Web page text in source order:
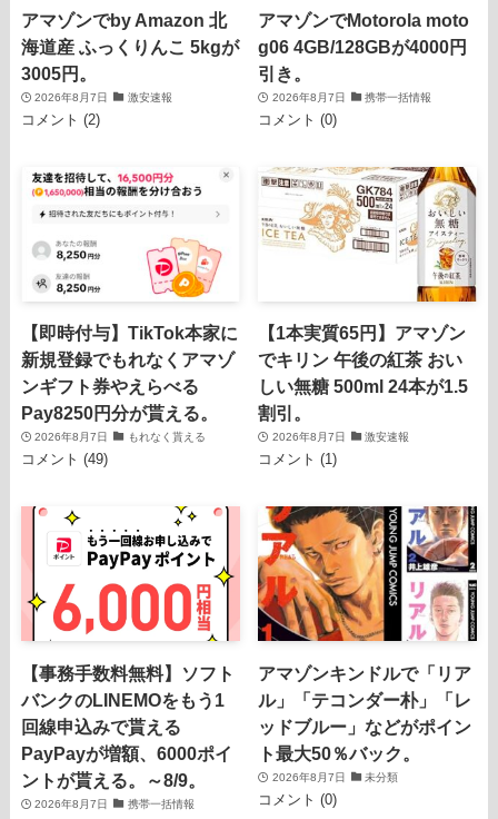
アマゾンでby Amazon 北
海道産 ふっくりんこ 5kgが
3005円。
2026年8月7日 激安速報
コメント (2)
アマゾンでMotorola moto
g06 4GB/128GBが4000円
引き。
2026年8月7日 携帯一括情報
コメント (0)
【即時付与】TikTok本家に
新規登録でもれなくアマゾ
ンギフト券やえらべる
Pay8250円分が貰える。
2026年8月7日 もれなく貰える
コメント (49)
【1本実質65円】アマゾン
でキリン 午後の紅茶 おい
しい無糖 500ml 24本が1.5
割引。
2026年8月7日 激安速報
コメント (1)
【事務手数料無料】ソフト
バンクのLINEMOをもう1
回線申込みで貰える
PayPayが増額、6000ポイ
ントが貰える。～8/9。
2026年8月7日 携帯一括情報
アマゾンキンドルで「リア
ル」「テコンダー朴」「レ
ッドブルー」などがポイン
ト最大50％バック。
2026年8月7日 未分類
コメント (0)